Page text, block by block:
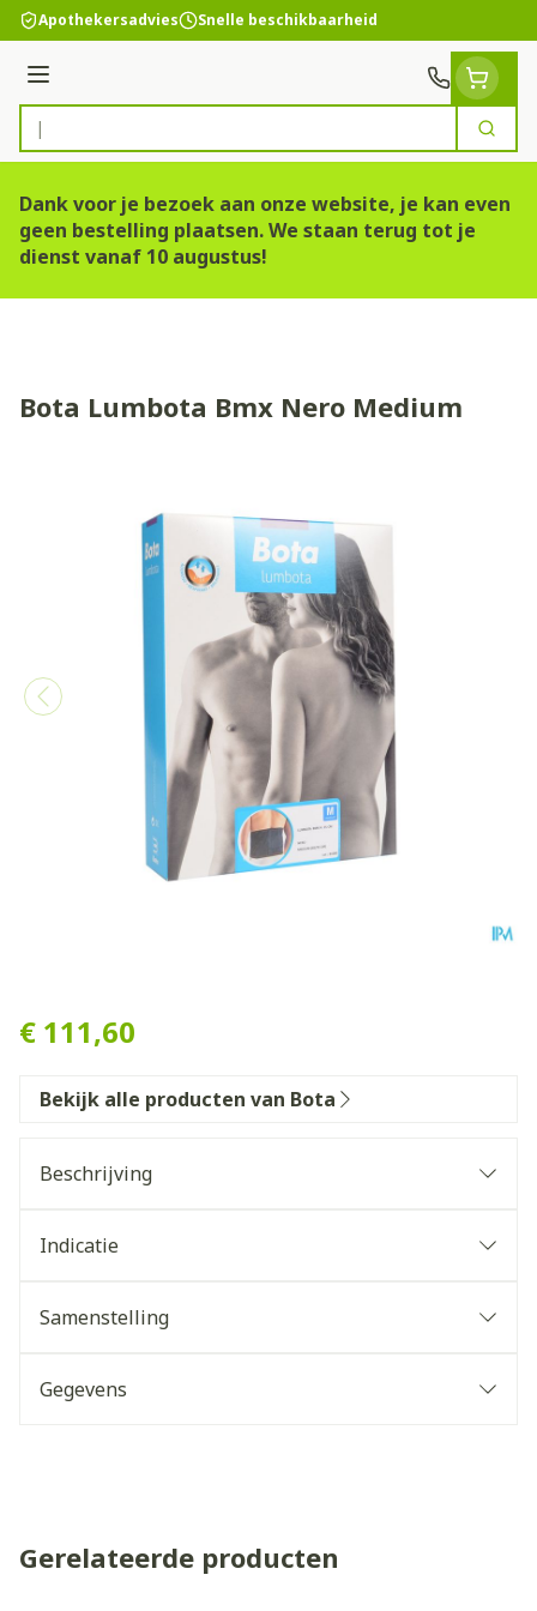
Ga naar de inhoud
Apothekersadvies Snelle beschikbaarheid
Menu
Product, merk, categorie...
Zoek
Dank voor je bezoek aan onze website, je kan even
geen bestelling plaatsen. We staan terug tot je
dienst vanaf 10 augustus!
Bota Lumbota Bmx Nero Medium
€ 111,60
Bekijk alle producten van Bota
Beschrijving
Indicatie
Samenstelling
Gegevens
Gerelateerde producten